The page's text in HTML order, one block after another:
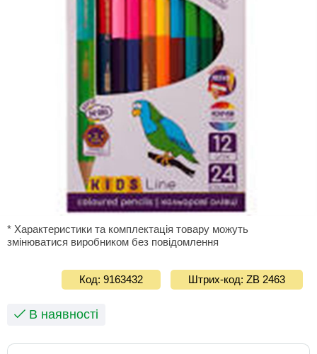
* Характеристики та комплектація товару можуть
змінюватися виробником без повідомлення
Код: 9163432 Штрих-код: ZB 2463
В наявності